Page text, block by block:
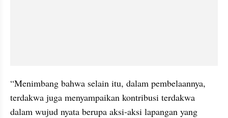
“Menimbang bahwa selain itu, dalam pembelaannya,
terdakwa juga menyampaikan kontribusi terdakwa
dalam wujud nyata berupa aksi-aksi lapangan yang